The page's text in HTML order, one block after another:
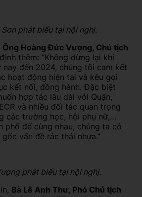
phát biểu tại hội nghị.
Ông Hoàng Đức Vượng, Chủ tịch
thêm: “Không dừng lại khi
đến 2024, chúng tôi cam kết
hoạt động hiện tại và kêu gọi
kết nối, đồng hành. Đặc biệt
hợp tác lâu dài với Quận,
và nhiều đối tác quan trọng
các trường học, hội phụ nữ,…
phố để cùng nhau, chúng ta có
vấn đề rác thải nhựa.”
phát biểu tại hội nghị.
Bà Lê Anh Thư, Phó Chủ tịch